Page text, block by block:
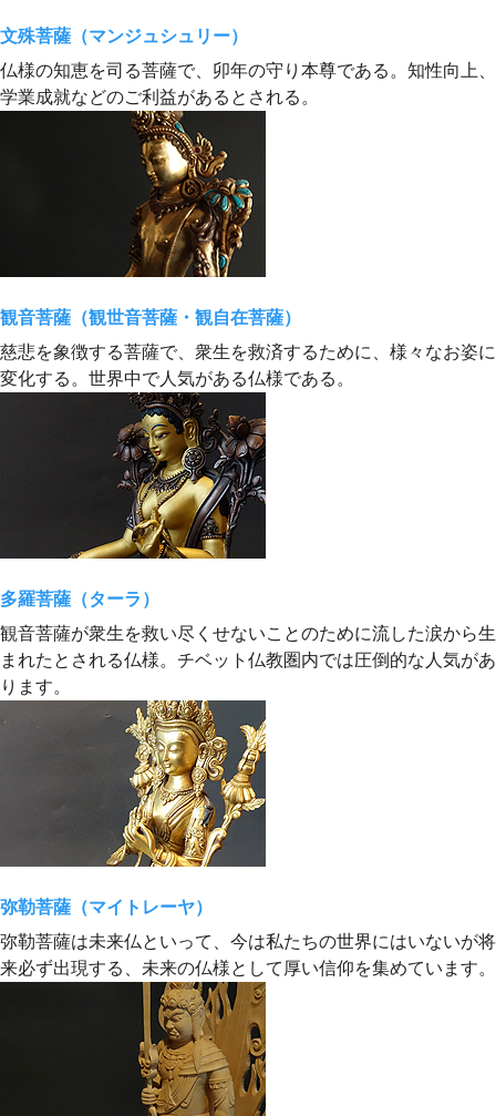
文殊菩薩（マンジュシュリー）
仏様の知恵を司る菩薩で、卯年の守り本尊である。知性向上、
学業成就などのご利益があるとされる。
観音菩薩（観世音菩薩・観自在菩薩）
慈悲を象徴する菩薩で、衆生を救済するために、様々なお姿に
変化する。世界中で人気がある仏様である。
多羅菩薩（ターラ）
観音菩薩が衆生を救い尽くせないことのために流した涙から生
まれたとされる仏様。チベット仏教圏内では圧倒的な人気があ
ります。
弥勒菩薩（マイトレーヤ）
弥勒菩薩は未来仏といって、今は私たちの世界にはいないが将
来必ず出現する、未来の仏様として厚い信仰を集めています。